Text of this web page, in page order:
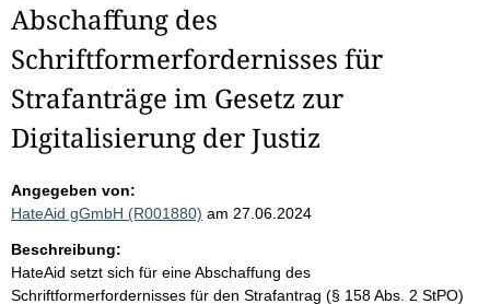
Abschaffung des
Schriftformerfordernisses für
Strafanträge im Gesetz zur
Digitalisierung der Justiz
Angegeben von:
HateAid gGmbH (R001880) am 27.06.2024
Beschreibung:
HateAid setzt sich für eine Abschaffung des
Schriftformerfordernisses für den Strafantrag (§ 158 Abs. 2 StPO)